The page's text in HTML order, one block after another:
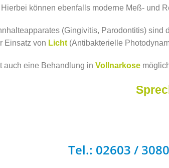
können ebenfalls moderne Meß- und
(Gingivitis, Parodontitis) sind
Einsatz von Licht (Antibakterielle
auch eine Behandlung in Vollnarkose
Tel.: 02603 / 3080